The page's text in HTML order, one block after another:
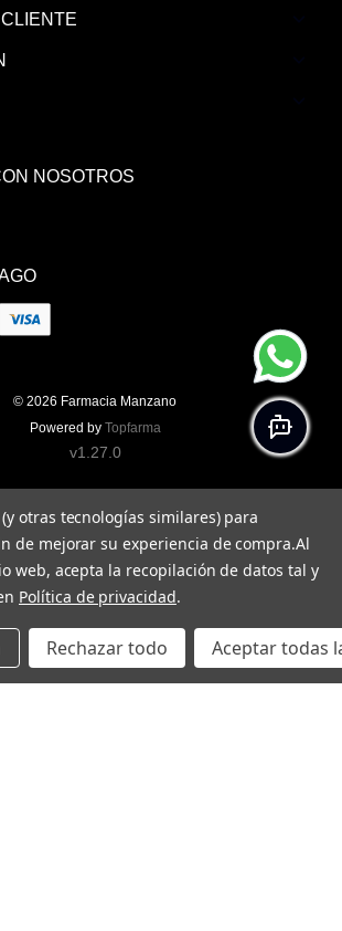
NOSOTROS
© 2026 Farmacia Manzano
Powered by Topfarma
v1.27.0
otras tecnologías similares) para
de mejorar su experiencia de compra.Al
web, acepta la recopilación de datos tal y
Política de privacidad.
Rechazar todo Aceptar todas